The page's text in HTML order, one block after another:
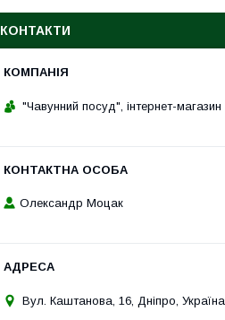
КОНТАКТИ
"Чавунний посуд", інтернет-магазин
Олександр Моцак
Вул. Каштанова, 16, Дніпро, Україна